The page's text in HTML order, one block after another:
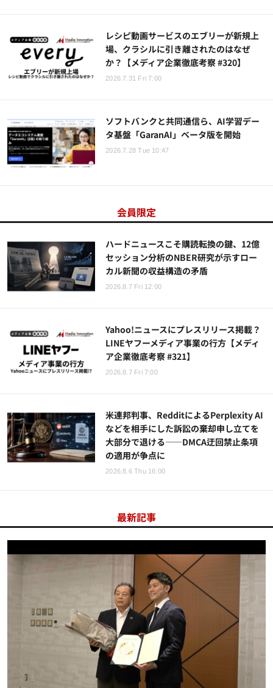
レシピ動画サービスのエブリーが新規上
場、クラシルに引き離されたのはなぜ
か？【メディア企業徹底考察 #320】
2026.7.31 Fri 7:00
ソフトバンクと共同通信ら、AI学習デー
タ基盤「GaranAI」ベータ版を開始
2026.7.28 Tue 10:47
会員限定
ハードニュースこそ購読転換の鍵、12億
セッション分析のNBER研究が示すロー
カル新聞の収益構造の矛盾
2026.8.7 Fri 12:00
Yahoo!ニュースにプレスリリース掲載？
LINEヤフーメディア事業の行方【メディ
ア企業徹底考察 #321】
2026.8.7 Fri 7:00
米連邦判事、RedditによるPerplexity AI
などを相手にした訴訟の棄却申し立てを
大部分で退ける——DMCA迂回禁止条項
の適用が争点に
2026.8.6 Thu 16:00
最新記事